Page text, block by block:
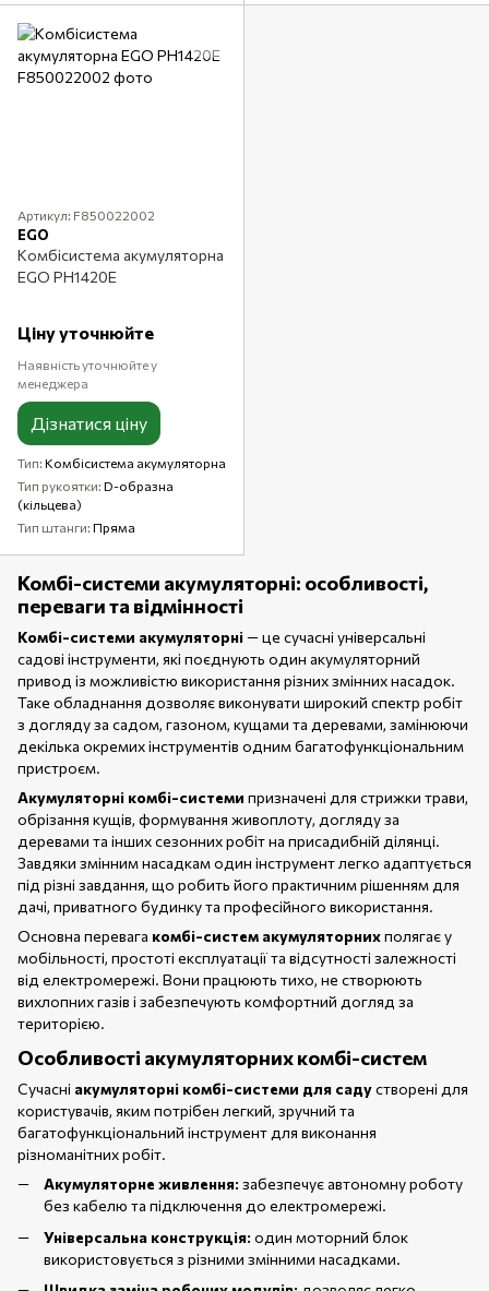
Артикул: F850022002
EGO
Комбісистема акумуляторна
EGO PH1420E
Ціну уточнюйте
Наявність уточнюйте у
менеджера
Дізнатися ціну
Тип Комбісистема акумуляторна
Тип рукоятки D-образна
(кільцева)
Тип штанги Пряма
Комбі-системи акумуляторні: особливості,
переваги та відмінності
Комбі-системи акумуляторні— це сучасні універсальні
садові інструменти, які поєднують один акумуляторний
привод із можливістю використання різних змінних насадок.
Таке обладнання дозволяє виконувати широкий спектр робіт
з догляду за садом, газоном, кущами та деревами, замінюючи
декілька окремих інструментів одним багатофункціональним
пристроєм.
Акумуляторні комбі-системи призначені для стрижки трави,
обрізання кущів, формування живоплоту, догляду за
деревами та інших сезонних робіт на присадибній ділянці.
Завдяки змінним насадкам один інструмент легко адаптується
під різні завдання, що робить його практичним рішенням для
дачі, приватного будинку та професійного використання.
Основна перевага комбі-систем акумуляторнихполягає у
мобільності, простоті експлуатації та відсутності залежності
від електромережі. Вони працюють тихо, не створюють
вихлопних газів і забезпечують комфортний догляд за
територією.
Особливості акумуляторних комбі-систем
Сучасні акумуляторні комбі-системи для садустворені для
користувачів, яким потрібен легкий, зручний та
багатофункціональний інструмент для виконання
різноманітних робіт.
Акумуляторне живлення: забезпечує автономну роботу
без кабелю та підключення до електромережі.
Універсальна конструкція: один моторний блок
використовується з різними змінними насадками.